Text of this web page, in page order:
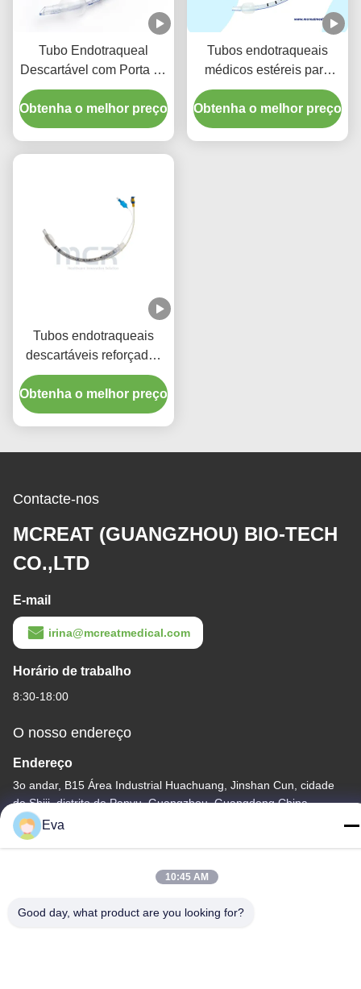
Tubo Endotraqueal
Descartável com Porta de
Sucção - PVC
Transparente Livre de
DEHP para Garantia de
Obtenha o melhor preço
Tubos endotraqueais
médicos estéreis para
todos os tamanhos com
ISO CE
Obtenha o melhor preço
Tubos endotraqueais
descartáveis reforçados
com porta de sucção
micro-finamente
algemada em PU
Obtenha o melhor preço
Contacte-nos
MCREAT (GUANGZHOU) BIO-TECH
CO.,LTD
E-mail
irina@mcreatmedical.com
Horário de trabalho
8:30-18:00
O nosso endereço
Endereço
3o andar, B15 Área Industrial Huachuang, Jinshan Cun, cidade
de Shiji, distrito de Panyu, Guangzhou, Guangdong China
Telefone
Eva
10:45 AM
Good day, what product are you looking for?